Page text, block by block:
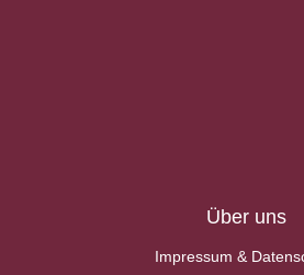
Über uns
Impressum &